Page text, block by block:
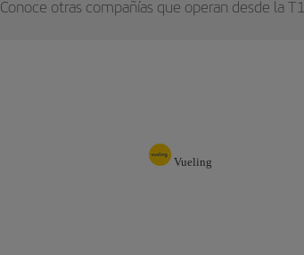
Conoce otras compañías que operan desde la T1
Vueling